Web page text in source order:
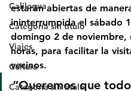
Calilegua
Categoría sin título
Viajes
Cultura
Categoría sin título
estarán abiertas de
ininterrumpida el sábado
domingo 2 de noviembre,
horas, para facilitar la
vecinos.
“Queremos que